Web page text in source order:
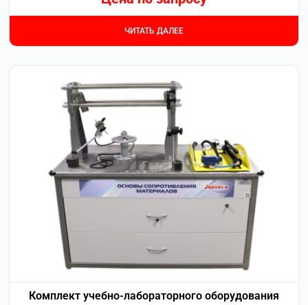
ЧИТАТЬ ДАЛЕЕ
Комплект учебно-лабораторного оборудования